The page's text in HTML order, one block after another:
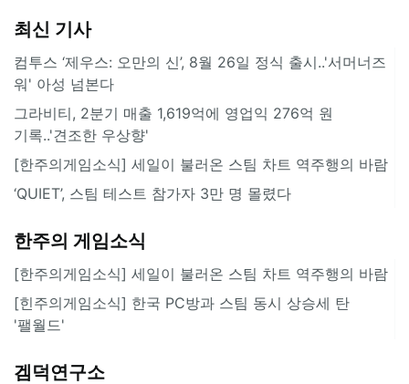
최신 기사
컴투스 ‘제우스: 오만의 신’, 8월 26일 정식 출시..'서머너즈
워' 아성 넘본다
그라비티, 2분기 매출 1,619억에 영업익 276억 원
기록..'견조한 우상향'
[한주의게임소식] 세일이 불러온 스팀 차트 역주행의 바람
‘QUIET’, 스팀 테스트 참가자 3만 명 몰렸다
한주의 게임소식
[한주의게임소식] 세일이 불러온 스팀 차트 역주행의 바람
[힌주의게임소식] 한국 PC방과 스팀 동시 상승세 탄
'팰월드'
겜덕연구소